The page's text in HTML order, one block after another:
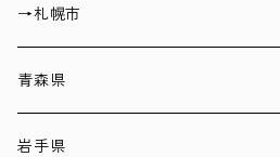
→札幌市
青森県
岩手県